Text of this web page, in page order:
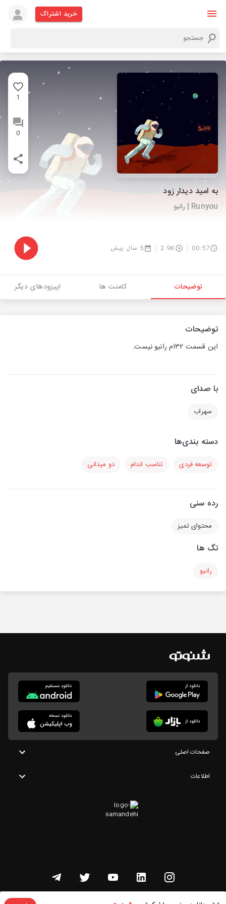
خرید اشتراک
1
0
به امید دیدار زود
Runyou | رانیو
00:57
2.9K 5 سال پیش
توضیحات کامنت ها اپیزودهای دیگر
توضیحات
این قسمت ۳۲ام رانیو نیست.
با صدای
سهراب
دسته بندی‌ها
توسعه فردی تناسب اندام دو میدانی
رده سنی
محتوای تمیز
تگ ها
رانیو
صفحات اصلی
اطلاعات
تمامی حقوق این وبسایت متعلق به شنوتو است